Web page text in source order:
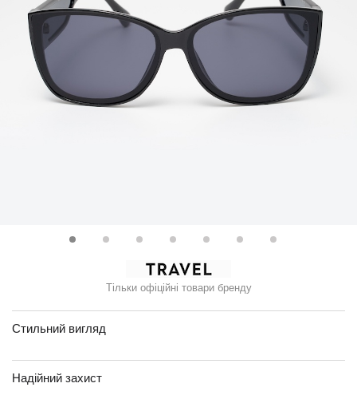
Тільки офіційні товари бренду
Стильний вигляд
Надійний захист